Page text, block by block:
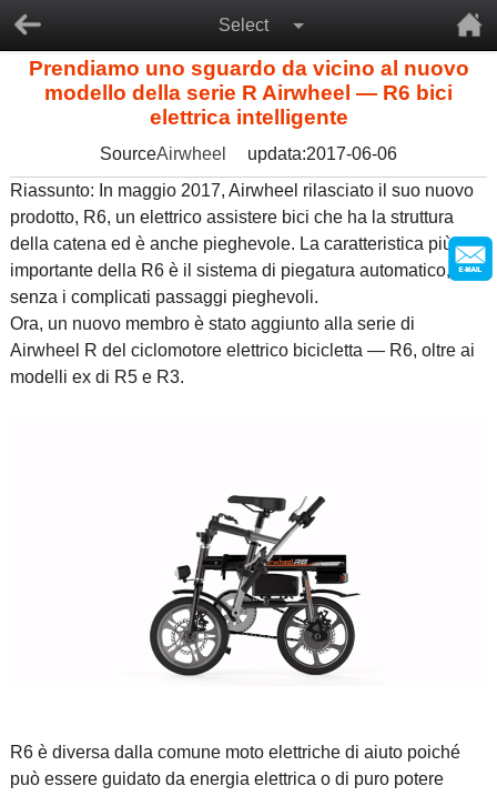
Select
Prendiamo uno sguardo da vicino al nuovo
modello della serie R Airwheel — R6 bici
elettrica intelligente
SourceAirwheel
updata:2017-06-06
Riassunto: In maggio 2017, Airwheel rilasciato il suo nuovo
prodotto, R6, un elettrico assistere bici che ha la struttura
della catena ed è anche pieghevole. La caratteristica più
importante della R6 è il sistema di piegatura automatico,
senza i complicati passaggi pieghevoli.
Ora, un nuovo membro è stato aggiunto alla serie di
Airwheel R del ciclomotore elettrico bicicletta — R6, oltre ai
modelli ex di R5 e R3.
R6 è diversa dalla comune moto elettriche di aiuto poiché
può essere guidato da energia elettrica o di puro potere